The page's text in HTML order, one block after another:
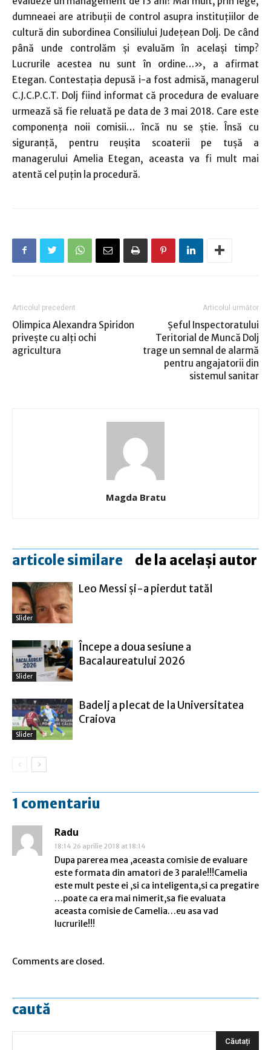
dumneaei are atribuţii de control asupra instituţiilor de
cultură din subordinea Consiliului Judeţean Dolj. De când
până unde controlăm şi evaluăm în acelaşi timp?
Lucrurile acestea nu sunt în ordine…», a afirmat
Etegan. Contestaţia depusă i-a fost admisă, managerul
C.J.C.P.C.T. Dolj fiind informat că procedura de evaluare
urmează să fie reluată pe data de 3 mai 2018. Care este
componenţa noii comisii… încă nu se ştie. Însă cu
siguranţă, pentru reuşita scoaterii pe tuşă a
managerului Amelia Etegan, aceasta va fi mult mai
atentă cel puţin la procedură.
Articolul precedent
Olimpica Alexandra Spiridon
priveşte cu alţi ochi
agricultura
Articolul următor
Şeful Inspectoratului
Teritorial de Muncă Dolj
trage un semnal de alarmă
pentru angajatorii din
sistemul sanitar
Magda Bratu
articole similare de la același autor
Slider
Leo Messi şi-a pierdut tatăl
Slider
Începe a doua sesiune a
Bacalaureatului 2026
Slider
Badelj a plecat de la Universitatea
Craiova
1 comentariu
Radu
18:14 26 aprilie 2018 at 18:14
Dupa parerea mea ,aceasta comisie de evaluare
este formata din amatori de 3 parale!!!Camelia
este mult peste ei ,si ca inteligenta,si ca pregatire
…poate ca era mai nimerit,sa fie evaluata
aceasta comisie de Camelia…eu asa vad
lucrurile!!!
Comments are closed.
caută